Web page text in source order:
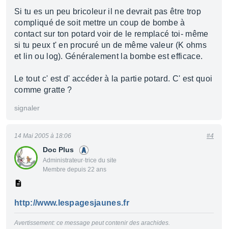
Si tu es un peu bricoleur il ne devrait pas être trop
compliqué de soit mettre un coup de bombe à
contact sur ton potard voir de le remplacé toi- même
si tu peux t' en procuré un de même valeur (K ohms
et lin ou log). Généralement la bombe est efficace.
Le tout c' est d' accéder à la partie potard. C' est quoi
comme gratte ?
signaler
Doc Plus
Administrateur·trice du site
Membre depuis 22 ans
14 Mai 2005 à 18:06 #4
http://www.lespagesjaunes.fr
Avertissement: ce message peut contenir des arachides.